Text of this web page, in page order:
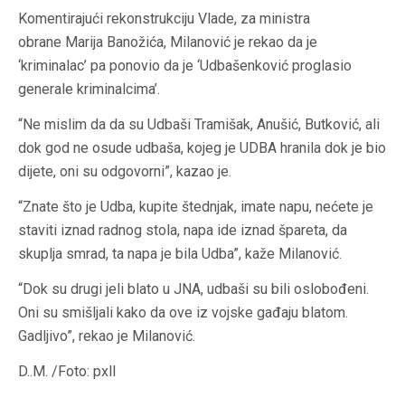
Komentirajući rekonstrukciju Vlade, za ministra
obrane Marija Banožića, Milanović je rekao da je
‘kriminalac’ pa ponovio da je ‘Udbašenković proglasio
generale kriminalcima’.
“Ne mislim da da su Udbaši Tramišak, Anušić, Butković, ali
dok god ne osude udbaša, kojeg je UDBA hranila dok je bio
dijete, oni su odgovorni”, kazao je.
“Znate što je Udba, kupite štednjak, imate napu, nećete je
staviti iznad radnog stola, napa ide iznad špareta, da
skuplja smrad, ta napa je bila Udba”, kaže Milanović.
“Dok su drugi jeli blato u JNA, udbaši su bili oslobođeni.
Oni su smišljali kako da ove iz vojske gađaju blatom.
Gadljivo”, rekao je Milanović.
D..M. /Foto: pxll